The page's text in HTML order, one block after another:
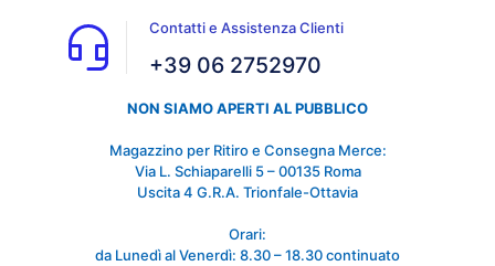
Contatti e Assistenza Clienti
+39 06 2752970
NON SIAMO APERTI AL PUBBLICO
Magazzino per Ritiro e Consegna Merce:
Via L. Schiaparelli 5 – 00135 Roma
Uscita 4 G.R.A. Trionfale-Ottavia
Orari:
da Lunedì al Venerdì: 8.30 – 18.30 continuato